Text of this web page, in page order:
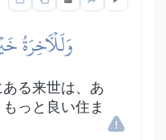
وَلَلۡأٓخِرَةُ
る来世は、あ
っと良い住ま